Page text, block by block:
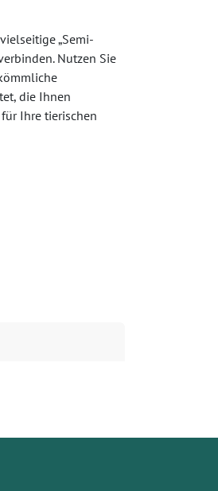
„Semi-
Nutzen Sie
die Ihnen
Ihre tierischen